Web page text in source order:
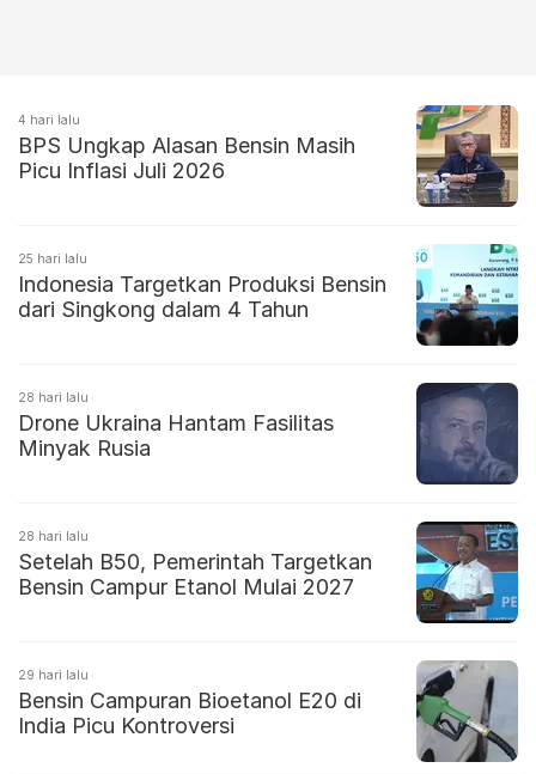
4 hari lalu
BPS Ungkap Alasan Bensin Masih
Picu Inflasi Juli 2026
25 hari lalu
Indonesia Targetkan Produksi Bensin
dari Singkong dalam 4 Tahun
28 hari lalu
Drone Ukraina Hantam Fasilitas
Minyak Rusia
28 hari lalu
Setelah B50, Pemerintah Targetkan
Bensin Campur Etanol Mulai 2027
29 hari lalu
Bensin Campuran Bioetanol E20 di
India Picu Kontroversi